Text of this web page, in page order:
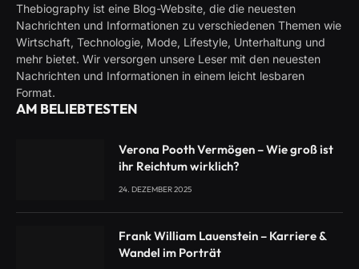
Thebiography ist eine Blog-Website, die die neuesten
Nachrichten und Informationen zu verschiedenen Themen wie
Wirtschaft, Technologie, Mode, Lifestyle, Unterhaltung und
mehr bietet. Wir versorgen unsere Leser mit den neuesten
Nachrichten und Informationen in einem leicht lesbaren
Format.
AM BELIEBTESTEN
Verona Pooth Vermögen – Wie groß ist
ihr Reichtum wirklich?
24. DEZEMBER 2025
Frank William Lauenstein – Karriere &
Wandel im Porträt